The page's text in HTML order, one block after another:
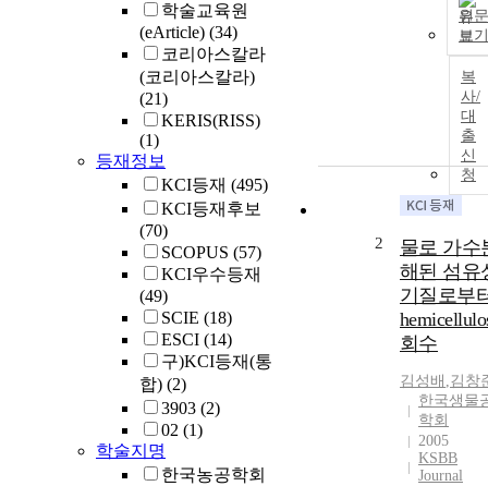
학술교육원
(eArticle) (34)
코리아스칼라
(코리아스칼라)
(21)
KERIS(RISS)
(1)
등재정보
KCI등재 (495)
KCI등재후보
(70)
SCOPUS (57)
KCI우수등재
(49)
SCIE (18)
ESCI (14)
구)KCI등재(통
합) (2)
3903 (2)
02 (1)
학술지명
한국농공학회
원문
보기
복
사/
대
출
신
청
2
물로 가수
해된 섬유
기질로부
회수
김성배 ,김창
한국생물
학회
2005
KSBB
Journal